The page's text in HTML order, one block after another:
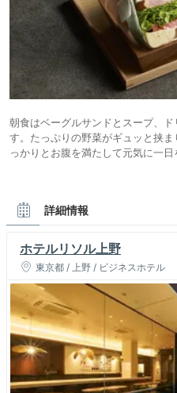
朝食はベーグルサンドとスープ、
す。たっぷりの野菜がギュッと挟
っかりとお腹を満たして元気に一
詳細情報
ホテルリソル上野
東京都 / 上野 / ビジネスホテル